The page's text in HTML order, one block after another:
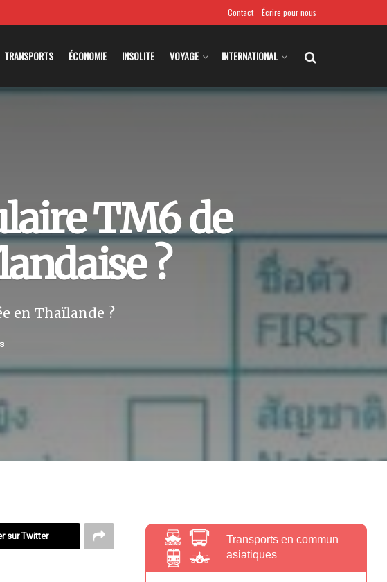
Contact Écrire pour nous
TRANSPORTS ÉCONOMIE INSOLITE VOYAGE INTERNATIONAL
TM6 de
?
en Thaïlande ?
sur Twitter
Transports en commun
asiatiques